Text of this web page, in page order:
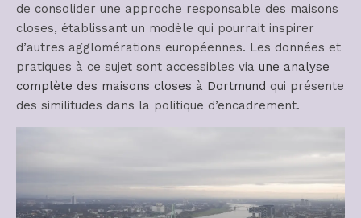
de consolider une approche responsable des maisons
closes, établissant un modèle qui pourrait inspirer
d’autres agglomérations européennes. Les données et
pratiques à ce sujet sont accessibles via une analyse
complète des maisons closes à Dortmund qui présente
des similitudes dans la politique d’encadrement.